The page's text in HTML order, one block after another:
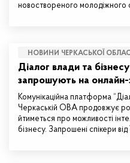
новоствореного молодіжного
НОВИНИ ЧЕРКАСЬКОЇ
Діалог влади та
запрошують на онлайн-
Комунікаційна платформа
Черкаській ОВА продовжує
йтиметься про можливості
бізнесу. Запрошені спікери